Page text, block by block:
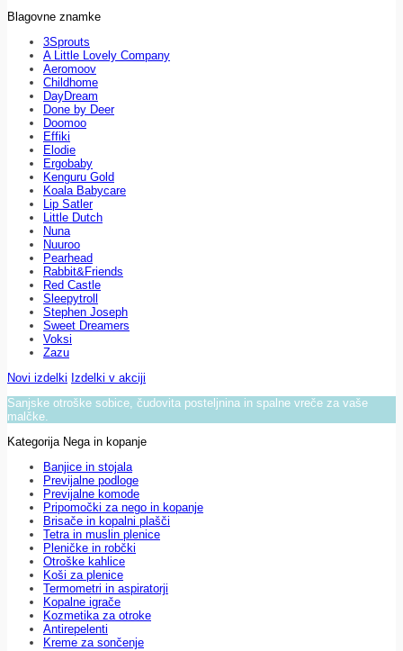
Blagovne znamke
3Sprouts
A Little Lovely Company
Aeromoov
Childhome
DayDream
Done by Deer
Doomoo
Effiki
Elodie
Ergobaby
Kenguru Gold
Koala Babycare
Lip Satler
Little Dutch
Nuna
Nuuroo
Pearhead
Rabbit&Friends
Red Castle
Sleepytroll
Stephen Joseph
Sweet Dreamers
Voksi
Zazu
Novi izdelki Izdelki v akciji
Sanjske otroške sobice, čudovita posteljnina in spalne vreče za vaše
malčke.
Kategorija Nega in kopanje
Banjice in stojala
Previjalne podloge
Previjalne komode
Pripomočki za nego in kopanje
Brisače in kopalni plašči
Tetra in muslin plenice
Pleničke in robčki
Otroške kahlice
Koši za plenice
Termometri in aspiratorji
Kopalne igrače
Kozmetika za otroke
Antirepelenti
Kreme za sončenje